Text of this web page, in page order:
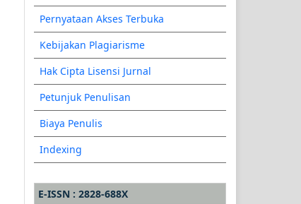
Pernyataan Akses Terbuka
Kebijakan Plagiarisme
Hak Cipta Lisensi Jurnal
Petunjuk Penulisan
Biaya Penulis
Indexing
E-ISSN : 2828-688X